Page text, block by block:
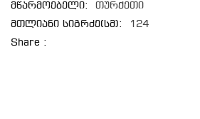
მწარმოებელი:
თურქეთი
მთლიანი სიგრძე(სმ):
124
Share :